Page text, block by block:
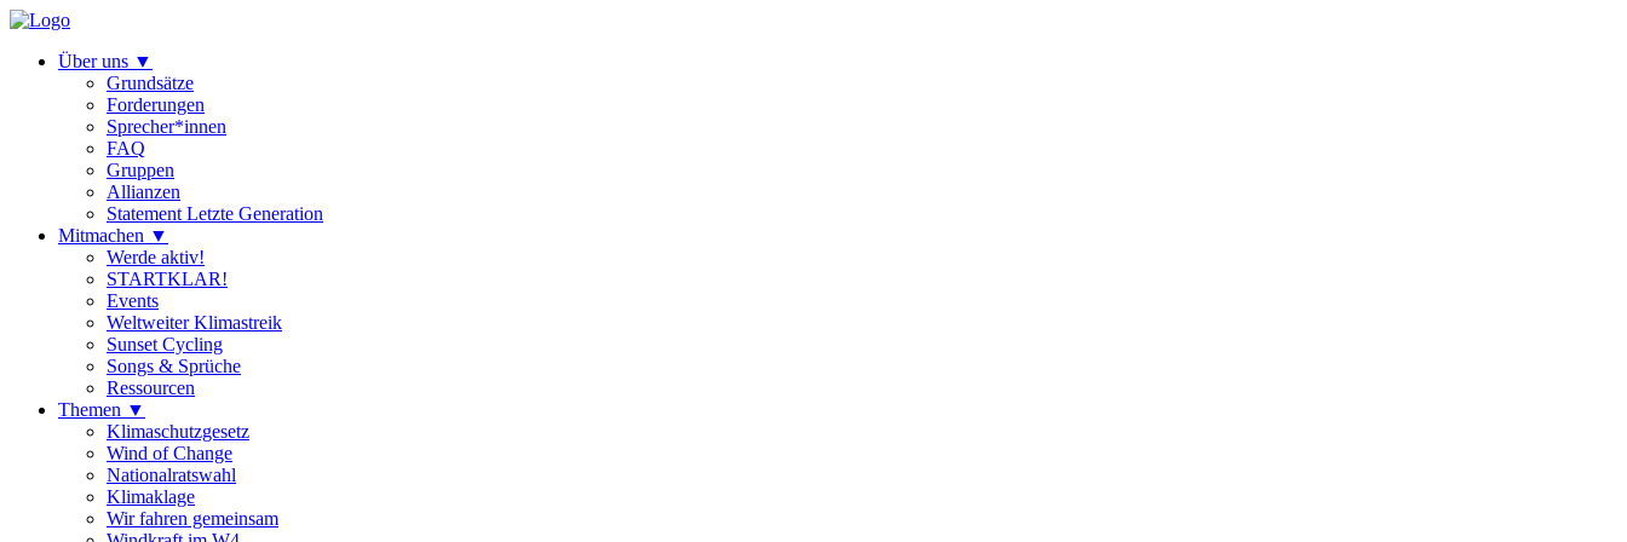
Über uns ▼
Grundsätze
Forderungen
Sprecher*innen
FAQ
Gruppen
Allianzen
Statement Letzte Generation
Mitmachen ▼
Werde aktiv!
STARTKLAR!
Events
Weltweiter Klimastreik
Sunset Cycling
Songs & Sprüche
Ressourcen
Themen ▼
Klimaschutzgesetz
Wind of Change
Nationalratswahl
Klimaklage
Wir fahren gemeinsam